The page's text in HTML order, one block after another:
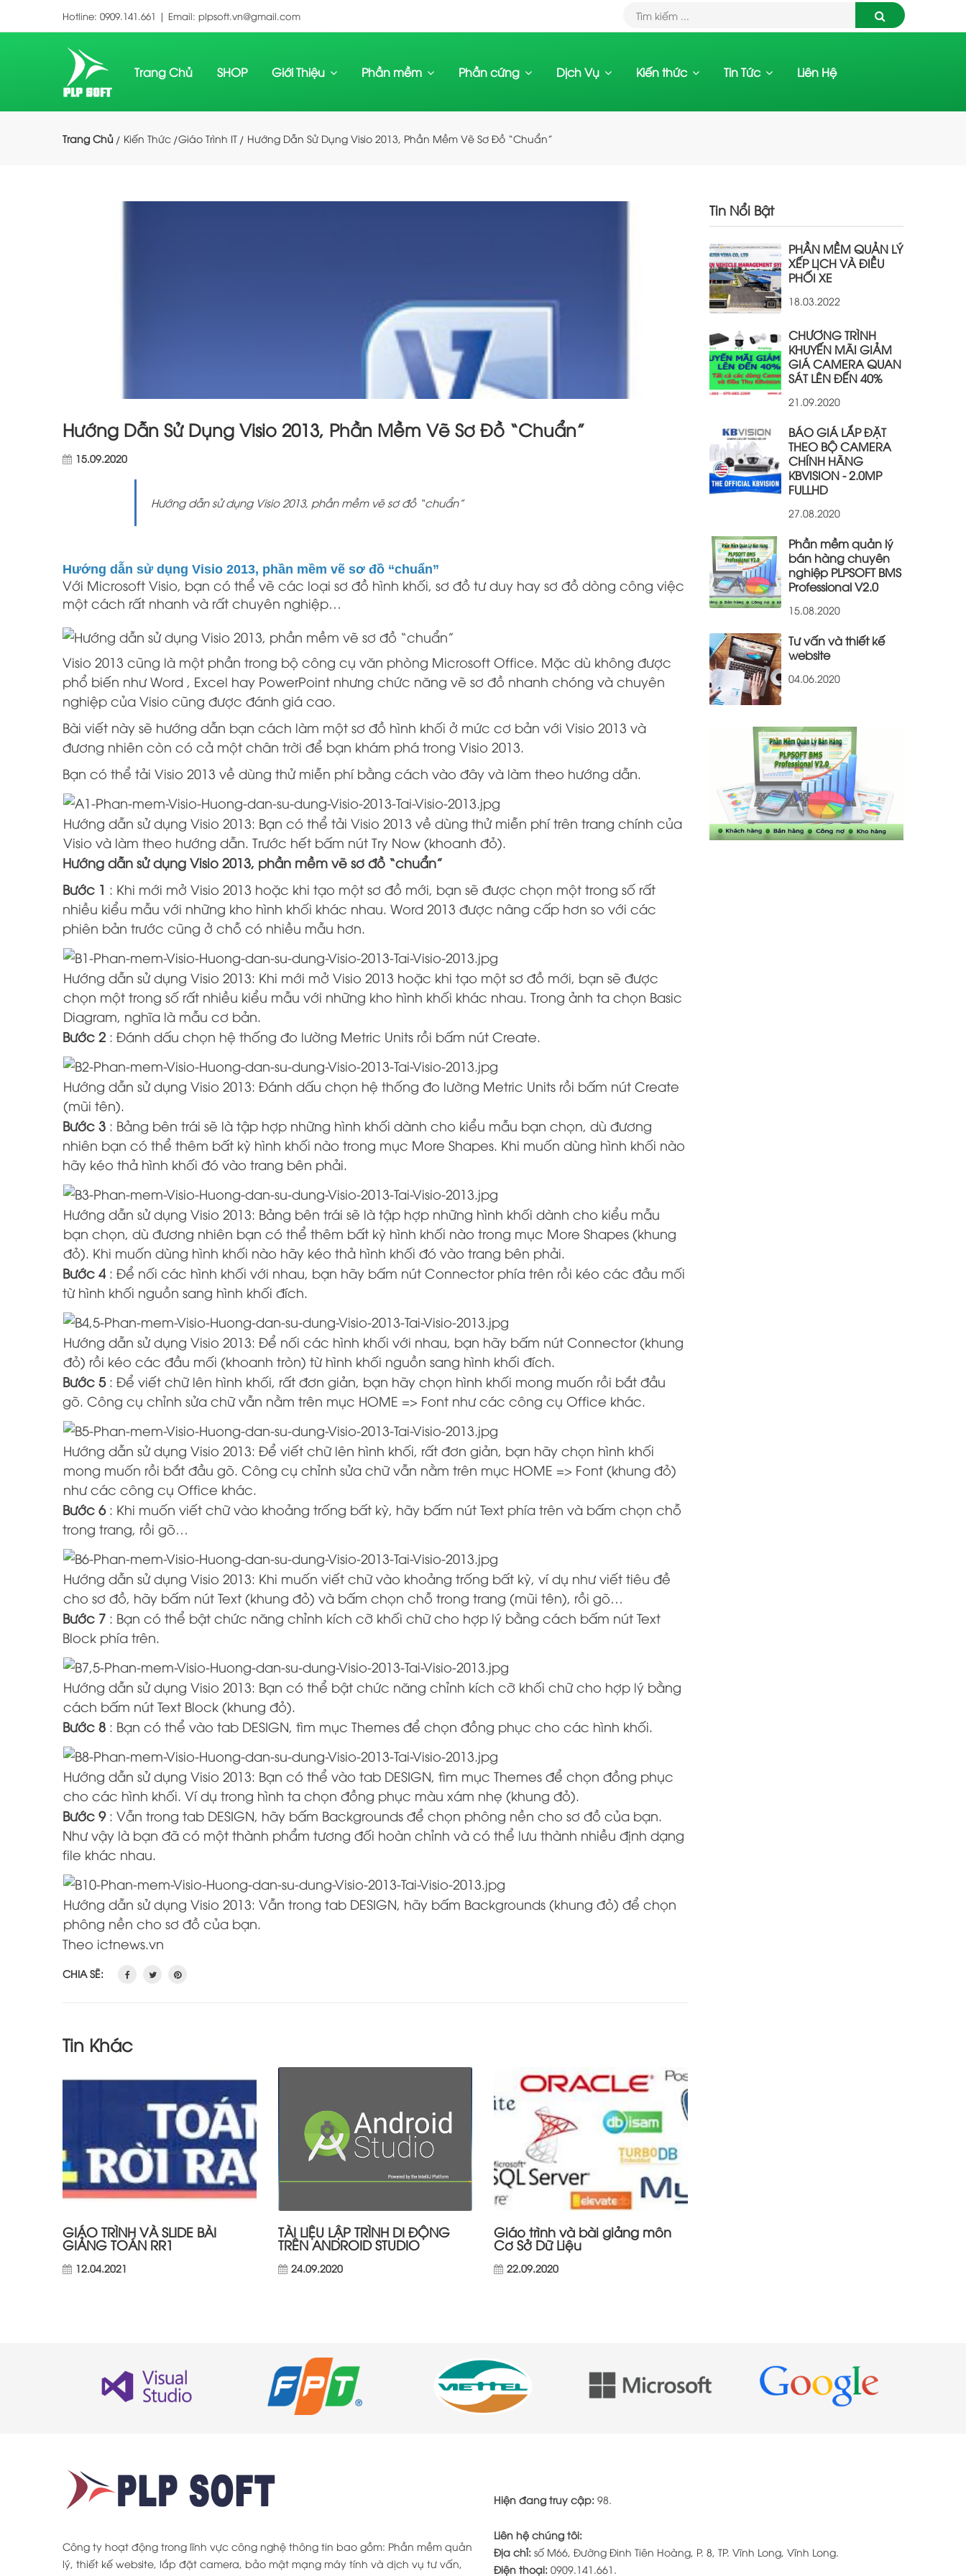
Hotline: 0909.141.661 | Email: plpsoft.vn@gmail.com
Trang Chủ SHOP Giới Thiệu Phần mềm Phần cứng Dịch Vụ Kiến thức Tin Tức Liên Hệ
Trang Chủ Kiến Thức Giáo Trình IT Hướng Dẫn Sử Dụng Visio 2013, Phần Mềm Vẽ Sơ Đồ “chuẩn”
Hướng Dẫn Sử Dụng Visio 2013, Phần Mềm Vẽ Sơ Đồ “chuẩn”
15.09.2020
Hướng dẫn sử dụng Visio 2013, phần mềm vẽ sơ đồ “chuẩn”
Hướng dẫn sử dụng Visio 2013, phần mềm vẽ sơ đồ “chuẩn”
Với Microsoft Visio, bạn có thể vẽ các loại sơ đồ hình khối, sơ đồ tư duy hay sơ đồ dòng công việc
một cách rất nhanh và rất chuyên nghiệp…
Visio 2013 cũng là một phần trong bộ công cụ văn phòng Microsoft Office. Mặc dù không được
phổ biến như Word , Excel hay PowerPoint nhưng chức năng vẽ sơ đồ nhanh chóng và chuyên
nghiệp của Visio cũng được đánh giá cao.
Bài viết này sẽ hướng dẫn bạn cách làm một sơ đồ hình khối ở mức cơ bản với Visio 2013 và
đương nhiên còn có cả một chân trời để bạn khám phá trong Visio 2013.
Bạn có thể tải Visio 2013 về dùng thử miễn phí bằng cách vào đây và làm theo hướng dẫn.
Hướng dẫn sử dụng Visio 2013: Bạn có thể tải Visio 2013 về dùng thử miễn phí trên trang chính của
Visio và làm theo hướng dẫn. Trước hết bấm nút Try Now (khoanh đỏ).
Hướng dẫn sử dụng Visio 2013, phần mềm vẽ sơ đồ “chuẩn”
Bước 1 : Khi mới mở Visio 2013 hoặc khi tạo một sơ đồ mới, bạn sẽ được chọn một trong số rất
nhiều kiểu mẫu với những kho hình khối khác nhau. Word 2013 được nâng cấp hơn so với các
phiên bản trước cũng ở chỗ có nhiều mẫu hơn.
Hướng dẫn sử dụng Visio 2013: Khi mới mở Visio 2013 hoặc khi tạo một sơ đồ mới, bạn sẽ được
chọn một trong số rất nhiều kiểu mẫu với những kho hình khối khác nhau. Trong ảnh ta chọn Basic
Diagram, nghĩa là mẫu cơ bản.
Bước 2 : Đánh dấu chọn hệ thống đo lường Metric Units rồi bấm nút Create.
Hướng dẫn sử dụng Visio 2013: Đánh dấu chọn hệ thống đo lường Metric Units rồi bấm nút Create
(mũi tên).
Bước 3 : Bảng bên trái sẽ là tập hợp những hình khối dành cho kiểu mẫu bạn chọn, dù đương
nhiên bạn có thể thêm bất kỳ hình khối nào trong mục More Shapes. Khi muốn dùng hình khối nào
hãy kéo thả hình khối đó vào trang bên phải.
Hướng dẫn sử dụng Visio 2013: Bảng bên trái sẽ là tập hợp những hình khối dành cho kiểu mẫu
bạn chọn, dù đương nhiên bạn có thể thêm bất kỳ hình khối nào trong mục More Shapes (khung
đỏ). Khi muốn dùng hình khối nào hãy kéo thả hình khối đó vào trang bên phải.
Bước 4: Để nối các hình khối với nhau, bạn hãy bấm nút Connector phía trên rồi kéo các đầu mối
từ hình khối nguồn sang hình khối đích.
Hướng dẫn sử dụng Visio 2013: Để nối các hình khối với nhau, bạn hãy bấm nút Connector (khung
đỏ) rồi kéo các đầu mối (khoanh tròn) từ hình khối nguồn sang hình khối đích.
Bước 5: Để viết chữ lên hình khối, rất đơn giản, bạn hãy chọn hình khối mong muốn rồi bắt đầu
gõ. Công cụ chỉnh sửa chữ vẫn nằm trên mục HOME => Font như các công cụ Office khác.
Hướng dẫn sử dụng Visio 2013: Để viết chữ lên hình khối, rất đơn giản, bạn hãy chọn hình khối
mong muốn rồi bắt đầu gõ. Công cụ chỉnh sửa chữ vẫn nằm trên mục HOME => Font (khung đỏ)
như các công cụ Office khác.
Bước 6: Khi muốn viết chữ vào khoảng trống bất kỳ, hãy bấm nút Text phía trên và bấm chọn chỗ
trong trang, rồi gõ…
Hướng dẫn sử dụng Visio 2013: Khi muốn viết chữ vào khoảng trống bất kỳ, ví dụ như viết tiêu đề
cho sơ đồ, hãy bấm nút Text (khung đỏ) và bấm chọn chỗ trong trang (mũi tên), rồi gõ…
Bước 7 : Bạn có thể bật chức năng chỉnh kích cỡ khối chữ cho hợp lý bằng cách bấm nút Text
Block phía trên.
Hướng dẫn sử dụng Visio 2013: Bạn có thể bật chức năng chỉnh kích cỡ khối chữ cho hợp lý bằng
cách bấm nút Text Block (khung đỏ).
Bước 8 : Bạn có thể vào tab DESIGN, tìm mục Themes để chọn đồng phục cho các hình khối.
Hướng dẫn sử dụng Visio 2013: Bạn có thể vào tab DESIGN, tìm mục Themes để chọn đồng phục
cho các hình khối. Ví dụ trong hình ta chọn đồng phục màu xám nhẹ (khung đỏ).
Bước 9: Vẫn trong tab DESIGN, hãy bấm Backgrounds để chọn phông nền cho sơ đồ của bạn.
Như vậy là bạn đã có một thành phẩm tương đối hoàn chỉnh và có thể lưu thành nhiều định dạng
file khác nhau.
Hướng dẫn sử dụng Visio 2013: Vẫn trong tab DESIGN, hãy bấm Backgrounds (khung đỏ) để chọn
phông nền cho sơ đồ của bạn.
Theo ictnews.vn
CHIA SẼ:
Tin Khác
GIÁO TRÌNH VÀ SLIDE BÀI
GIẢNG TOÁN RR1
12.04.2021
TÀI LIỆU LẬP TRÌNH DI ĐỘNG
TRÊN ANDROID STUDIO
24.09.2020
Giáo trình và bài giảng môn
Cơ Sở Dữ Liệu
22.09.2020
Tin Nổi Bật
PHẦN MỀM QUẢN LÝ
XẾP LỊCH VÀ ĐIỀU
PHỐI XE
18.03.2022
CHƯƠNG TRÌNH
KHUYẾN MÃI GIẢM
GIÁ CAMERA QUAN
SÁT LÊN ĐẾN 40%
21.09.2020
BÁO GIÁ LẮP ĐẶT
THEO BỘ CAMERA
CHÍNH HÃNG
KBVISION - 2.0MP
FULLHD
27.08.2020
Phần mềm quản lý
bán hàng chuyên
nghiệp PLPSOFT BMS
Professional V2.0
15.08.2020
Tư vấn và thiết kế
website
04.06.2020
Công ty hoạt động trong lĩnh vực công nghệ thông tin bao gồm: Phần mềm quản
lý, thiết kế website, lắp đặt camera, bảo mật mạng máy tính và dịch vụ tư vấn,
Hiện đang truy cập: 98.
Liên hệ chúng tôi:
Địa chỉ: số M66, Đường Đinh Tiên Hoàng, P. 8, TP. Vĩnh Long, Vĩnh Long.
Điện thoại: 0909.141.661.